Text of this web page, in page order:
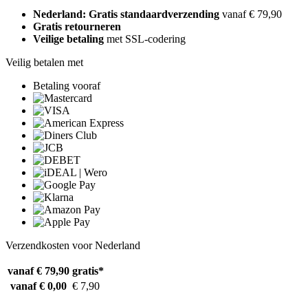
Nederland: Gratis standaardverzending vanaf € 79,90
Gratis retourneren
Veilige betaling met SSL-codering
Veilig betalen met
Betaling vooraf
Verzendkosten voor Nederland
vanaf € 79,90 gratis*
vanaf € 0,00 € 7,90